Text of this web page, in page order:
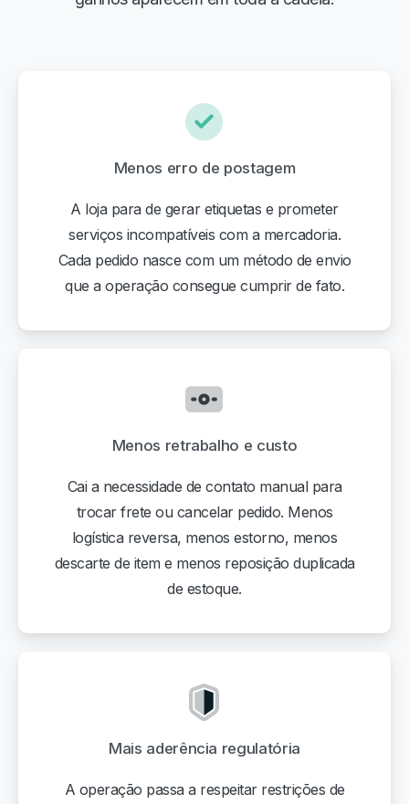
Menos erro de postagem
A loja para de gerar etiquetas e prometer
serviços incompatíveis com a mercadoria.
Cada pedido nasce com um método de envio
que a operação consegue cumprir de fato.
Menos retrabalho e custo
Cai a necessidade de contato manual para
trocar frete ou cancelar pedido. Menos
logística reversa, menos estorno, menos
descarte de item e menos reposição duplicada
de estoque.
Mais aderência regulatória
A operação passa a respeitar restrições de